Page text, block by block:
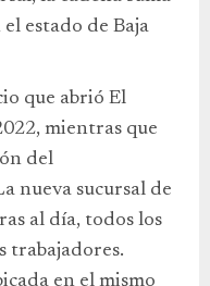
estado de Baja
que abrió El
mientras que
del
nueva sucursal de
al día, todos los
trabajadores.
en el mismo